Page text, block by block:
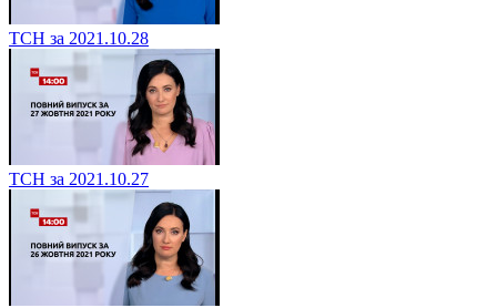
ТСН за 2021.10.28
ТСН за 2021.10.27